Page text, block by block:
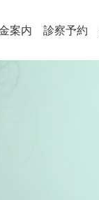
案内 診察予約